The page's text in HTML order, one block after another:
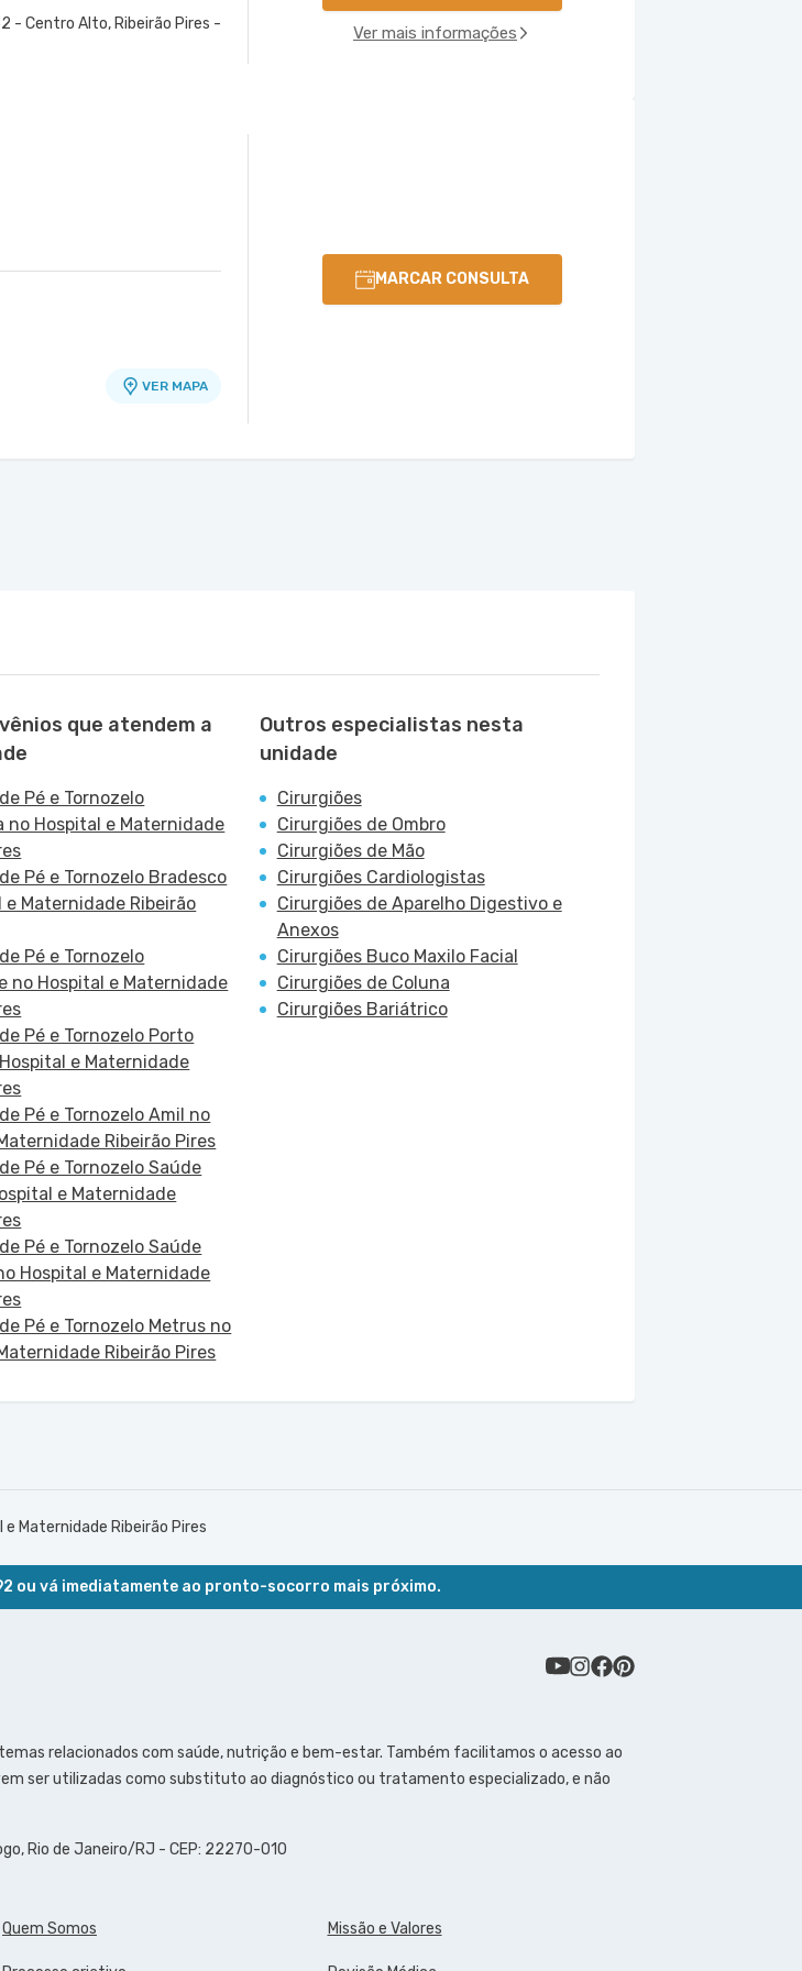
- Centro Alto, Ribeirão Pires -
Ver mais informações
MARCAR CONSULTA
VER MAPA
VER MAPA
que atendem a
Pé e Tornozelo
no Hospital e Maternidade
Pé e Tornozelo Bradesco
e Maternidade Ribeirão
Pé e Tornozelo
no Hospital e Maternidade
Pé e Tornozelo Porto
e Maternidade
Pé e Tornozelo Amil no
Ribeirão Pires
Pé e Tornozelo Saúde
e Maternidade
Pé e Tornozelo Saúde
Hospital e Maternidade
Pé e Tornozelo Metrus no
Ribeirão Pires
Outros especialistas nesta
unidade
Cirurgiões
Cirurgiões de Ombro
Cirurgiões de Mão
Cirurgiões Cardiologistas
Cirurgiões de Aparelho Digestivo e
Anexos
Cirurgiões Buco Maxilo Facial
Cirurgiões de Coluna
Cirurgiões Bariátrico
e Maternidade Ribeirão Pires
ou vá imediatamente ao pronto-socorro mais próximo.
relacionados com saúde, nutrição e bem-estar. Também facilitamos o acesso ao
ser utilizadas como substituto ao diagnóstico ou tratamento especializado, e não
Rio de Janeiro/RJ - CEP: 22270-010
Quem Somos Missão e Valores